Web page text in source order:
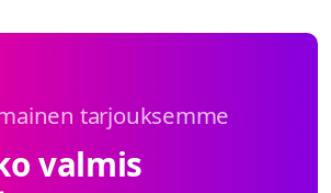
tarjouksemme
valmis